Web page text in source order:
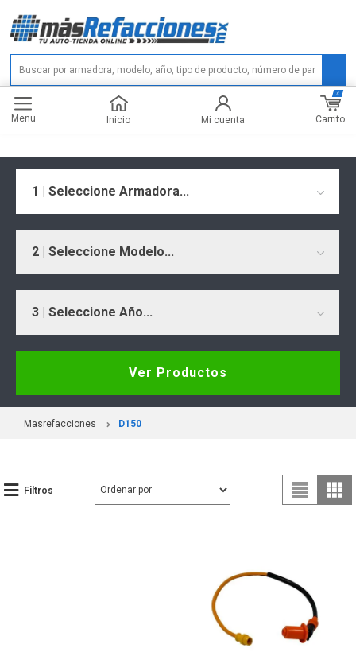
Menu Inicio Mi cuenta Carrito
0
1 | Seleccione Armadora...
2 | Seleccione Modelo...
3 | Seleccione Año...
Ver Productos
Masrefacciones D150
Filtros